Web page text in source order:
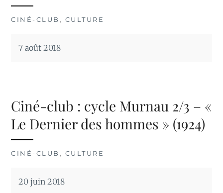
CINÉ-CLUB , CULTURE
7 août 2018
Ciné-club : cycle Murnau 2/3 – «
Le Dernier des hommes » (1924)
CINÉ-CLUB , CULTURE
20 juin 2018